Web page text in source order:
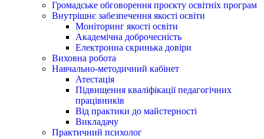
Громадське обговорення проєкту освітніх програм
Внутрішнє забезпечення якості освіти
Моніторинг якості освіти
Академічна доброчесність
Електронна скринька довіри
Виховна робота
Навчально-методичний кабінет
Атестація
Підвищення кваліфікації педагогічних
працівників
Від практики до майстерності
Викладачу
Практичний психолог